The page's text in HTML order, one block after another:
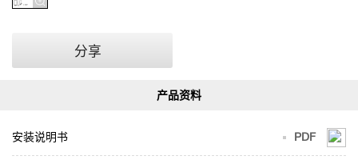
分享
PDF
安装说明书